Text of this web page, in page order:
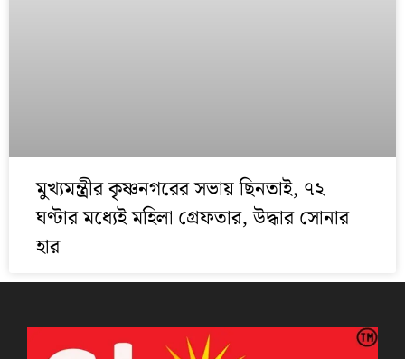
মুখ্যমন্ত্রীর কৃষ্ণনগরের সভায় ছিনতাই, ৭২
ঘণ্টার মধ্যেই মহিলা গ্রেফতার, উদ্ধার সোনার
হার